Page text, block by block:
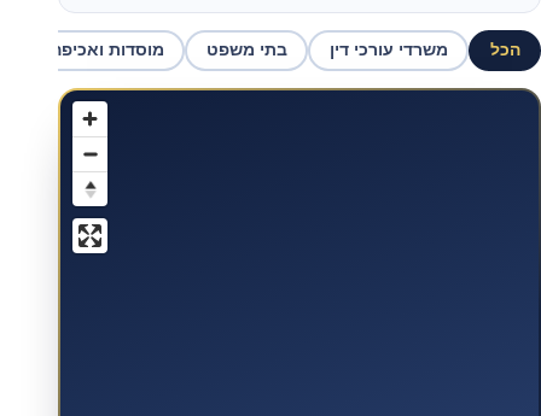
הכל משרדי עורכי דין בתי משפט מוסדות ואכיפה